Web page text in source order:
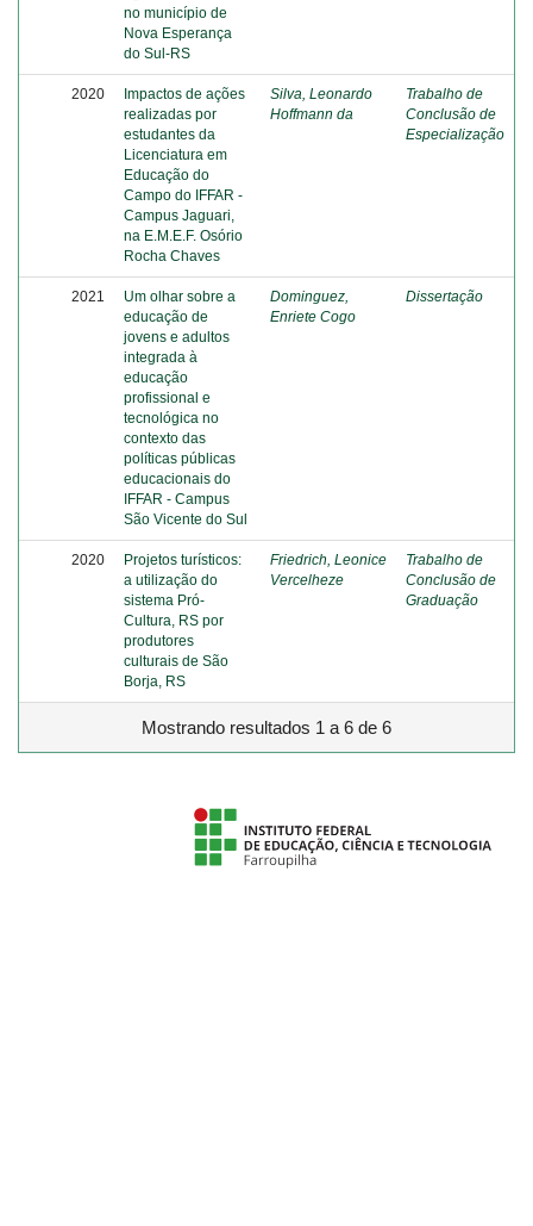
no município de
Nova Esperança
do Sul-RS
2020
Impactos de ações
realizadas por
estudantes da
Licenciatura em
Educação do
Campo do IFFAR -
Campus Jaguari,
na E.M.E.F. Osório
Rocha Chaves
Silva, Leonardo
Hoffmann da
Trabalho de
Conclusão de
Especialização
2021
Um olhar sobre a
educação de
jovens e adultos
integrada à
educação
profissional e
tecnológica no
contexto das
políticas públicas
educacionais do
IFFAR - Campus
São Vicente do Sul
Dominguez,
Enriete Cogo
Dissertação
2020
Projetos turísticos:
a utilização do
sistema Pró-
Cultura, RS por
produtores
culturais de São
Borja, RS
Friedrich, Leonice
Vercelheze
Trabalho de
Conclusão de
Graduação
Mostrando resultados 1 a 6 de 6